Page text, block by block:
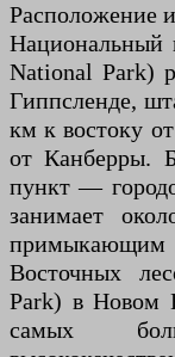
Расположение
Национальный
National Park)
Гиппсленде,
км к востоку
от Канберры.
пункт —
занимает
Восточных
Park) в Новом
самых